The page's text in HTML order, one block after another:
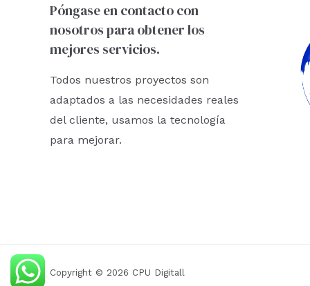
Póngase en contacto con
nosotros para obtener los
mejores servicios.
Todos nuestros proyectos son
adaptados a las necesidades reales
del cliente, usamos la tecnología
para mejorar.
Copyright © 2026 CPU Digitall